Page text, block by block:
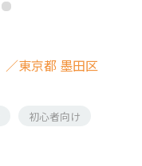
／東京都 墨田区
初心者向け